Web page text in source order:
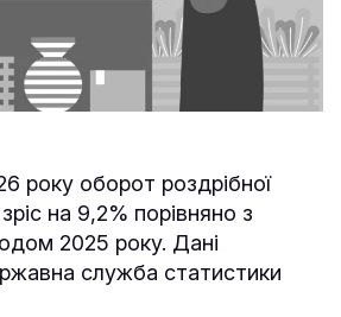
року оборот роздрібної
зріс на 9,2% порівняно з
2025 року. Дані
служба статистики